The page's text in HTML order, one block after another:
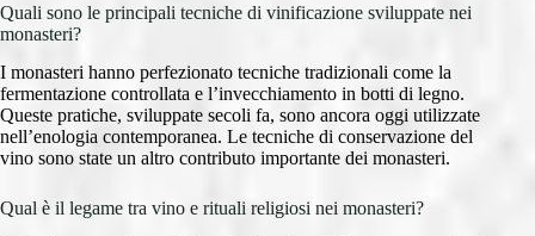
Quali sono le principali tecniche di vinificazione sviluppate nei
monasteri?
I monasteri hanno perfezionato tecniche tradizionali come la
fermentazione controllata e l’invecchiamento in botti di legno.
Queste pratiche, sviluppate secoli fa, sono ancora oggi utilizzate
nell’enologia contemporanea. Le tecniche di conservazione del
vino sono state un altro contributo importante dei monasteri.
Qual è il legame tra vino e rituali religiosi nei monasteri?